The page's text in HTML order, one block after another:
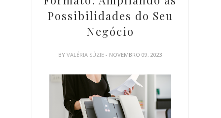
Possibilidades do Seu
Negócio
BY VALÉRIA SÚZIE - NOVEMBRO 09, 2023